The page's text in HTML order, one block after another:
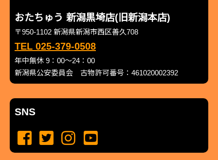
おたちゅう 新潟黒埼店(旧新潟本店)
〒950-1102 新潟県新潟市西区善久708
TEL 025-379-0508
年中無休 9：00～24：00
新潟県公安委員会 古物許可番号：461020002392
SNS